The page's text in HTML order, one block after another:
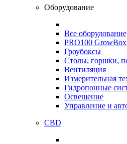
Оборудование
Все оборудование
PRO100 GrowBox
Гроубоксы
Столы, горшки,
Вентиляция
Измерительная
Гидропонные
Освещение
Управление и
CBD